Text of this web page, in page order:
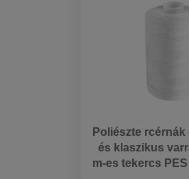
Poliészte
és klaszikus
m-es tekercs